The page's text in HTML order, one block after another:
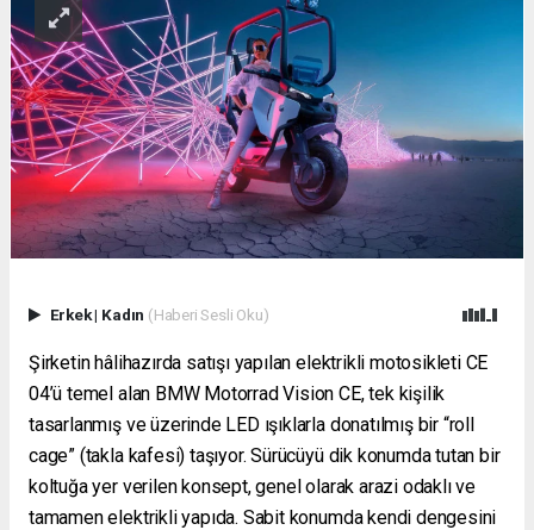
Erkek| Kadın (Haberi Sesli Oku)
Şirketin hâlihazırda satışı yapılan elektrikli motosikleti CE
04’ü temel alan BMW Motorrad Vision CE, tek kişilik
tasarlanmış ve üzerinde LED ışıklarla donatılmış bir “roll
cage” (takla kafesi) taşıyor. Sürücüyü dik konumda tutan bir
koltuğa yer verilen konsept, genel olarak arazi odaklı ve
tamamen elektrikli yapıda. Sabit konumda kendi dengesini